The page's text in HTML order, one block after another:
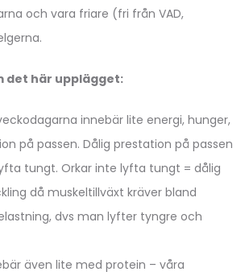
och vara friare (fri från VAD,
det här upplägget:
innebär lite energi, hunger,
på passen. Dålig prestation på passen
tungt. Orkar inte lyfta tungt = dålig
då muskeltillväxt kräver bland
dvs man lyfter tyngre och
även lite med protein – våra